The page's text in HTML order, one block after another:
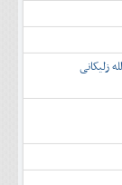
زلیکانی